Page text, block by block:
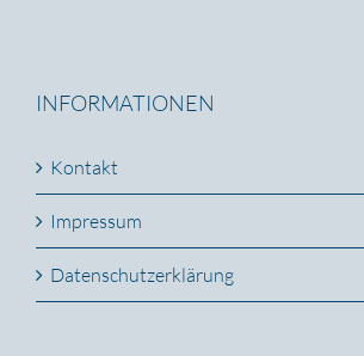
INFORMATIONEN
Kontakt
Impressum
Datenschutzerklärung